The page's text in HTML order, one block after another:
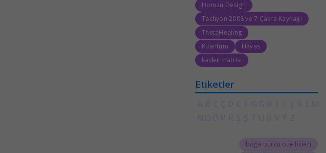
Human Design
Tachyon 2008 ve 7 Çakra Kaynağı
ThetaHealing
Kuantum
Havas
kader matrisi
Etiketler
boğa burcu özellikleri